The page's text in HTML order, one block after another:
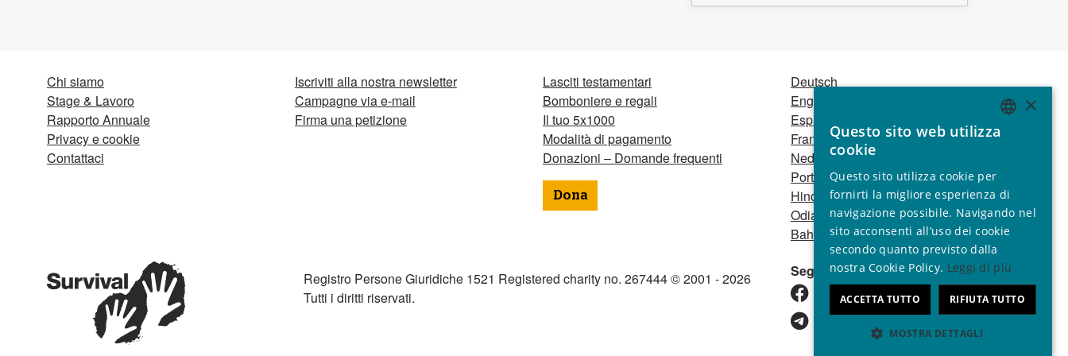
Chi siamo
Stage & Lavoro
Rapporto Annuale
Privacy e cookie
Contattaci
Iscriviti alla nostra newsletter
Campagne via e-mail
Firma una petizione
Lasciti testamentari
Bomboniere e regali
Il tuo 5x1000
Modalità di pagamento
Donazioni – Domande frequenti
Dona
Deutsch
English
Español
Français
Nederlands
Português
Hindi
Odia
Bahasa Indonesia
Seguici
Registro Persone Giuridiche 1521 Registered charity no. 267444 © 2001 - 2026
Tutti i diritti riservati.
ENGLISH
SPANISH
FRENCH
ITALIAN
PORTUGUESE
×
Questo sito web utilizza
cookie
Questo sito utilizza cookie per
fornirti la migliore esperienza di
navigazione possibile. Navigando nel
sito acconsenti all’uso dei cookie
secondo quanto previsto dalla
nostra Cookie Policy. Leggi di più
ACCETTA TUTTO RIFIUTA TUTTO
MOSTRA DETTAGLI